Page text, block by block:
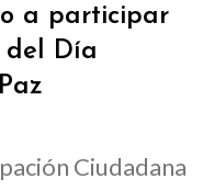
a participar
del Día
Ciudadana